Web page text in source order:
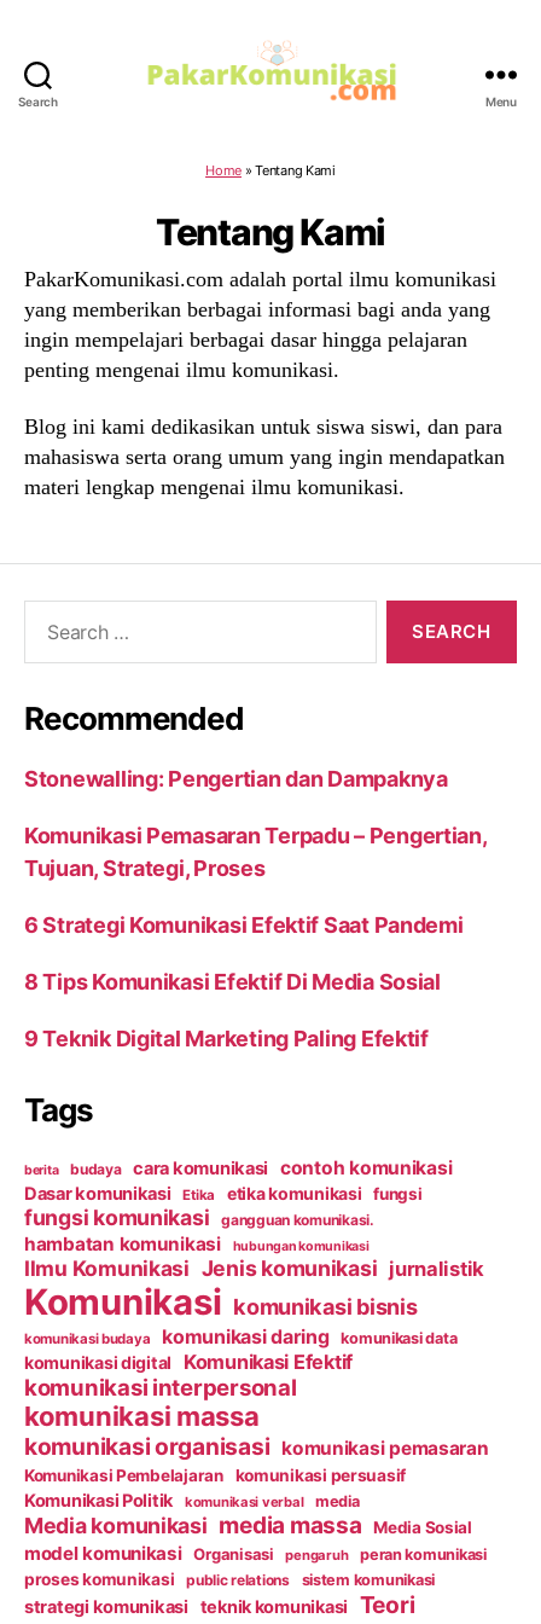
Search Menu
Home»Tentang Kami
Tentang Kami
PakarKomunikasi.com adalah portal ilmu komunikasi
yang memberikan berbagai informasi bagi anda yang
ingin mempelajari berbagai dasar hingga pelajaran
penting mengenai ilmu komunikasi.
Blog ini kami dedikasikan untuk siswa siswi, dan para
mahasiswa serta orang umum yang ingin mendapatkan
materi lengkap mengenai ilmu komunikasi.
Recommended
Stonewalling: Pengertian dan Dampaknya
Komunikasi Pemasaran Terpadu – Pengertian,
Tujuan, Strategi, Proses
6 Strategi Komunikasi Efektif Saat Pandemi
8 Tips Komunikasi Efektif Di Media Sosial
9 Teknik Digital Marketing Paling Efektif
Tags
berita budaya cara komunikasi contoh komunikasi
Dasar komunikasi Etika etika komunikasi fungsi
fungsi komunikasi gangguan komunikasi.
hambatan komunikasi hubungan komunikasi
Ilmu Komunikasi Jenis komunikasi jurnalistik
Komunikasi komunikasi bisnis
komunikasi budaya komunikasi daring komunikasi data
komunikasi digital Komunikasi Efektif
komunikasi interpersonal
komunikasi massa
komunikasi organisasi komunikasi pemasaran
Komunikasi Pembelajaran komunikasi persuasif
Komunikasi Politik komunikasi verbal media
Media komunikasi media massa Media Sosial
model komunikasi Organisasi pengaruh peran komunikasi
proses komunikasi public relations sistem komunikasi
strategi komunikasi teknik komunikasi Teori